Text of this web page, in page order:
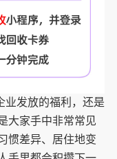
业发放的福利，还是
大家手中非常常见
惯差异、居住地变